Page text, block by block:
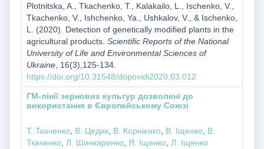
Plotnitska, A., Tkachenko, T., Kalakailo, L., Ischenko, V.,
Tkachenko, V., Ishchenko, Ya., Ushkalov, V., & Ischenko,
L. (2020). Detection of genetically modified plants in the
agricultural products. Scientific Reports of the National
University of Life and Environmental Sciences of
Ukraine, 16(3),125-134.
https://doi.org/10.31548/dopovidi2020.03.012
ГМ-лінії зернових культур дозволені до
використання в Європейському Союзі
Т. Ткаченко, В. Цедик, В. Корнієнко, В. Іщенко, В.
Ткаченко, Л. Шинкаренко, Я. Іщенко, Л. Іщенко